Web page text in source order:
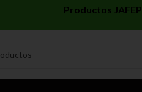
Productos JAFEP